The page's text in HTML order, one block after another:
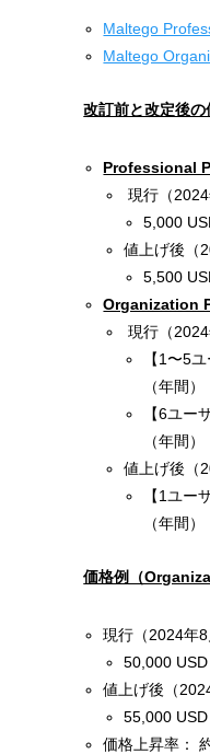
Maltego
Maltego
改訂前と改定後の
Professional
現行（2024
5,000
値上げ後（
5,500
Organization
現行（2024
【1〜5
（年間）
【6ユー
（年間）
値上げ後（
【1ユー
（年間）
価格例（
現行（2024年8
50,000
値上げ後（
55,000
価格上昇率：